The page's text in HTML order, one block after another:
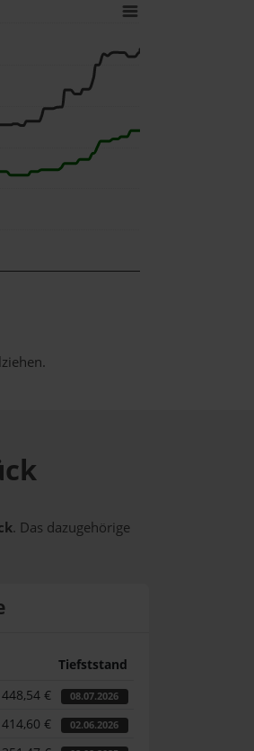
. Das dazugehörige
Tiefststand
448,54 € 08.07.2026
414,60 € 02.06.2026